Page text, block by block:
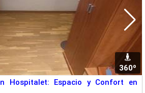
360º
Hospitalet: Espacio y Confort en